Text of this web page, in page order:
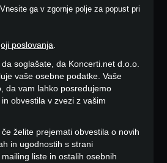
ga v zgornje polje za popust pri
poslovanja.
soglašate, da Koncerti.net d.o.o.
vaše osebne podatke. Vaše
da vam lahko posredujemo
obvestila v zvezi z vašim
želite prejemati obvestila o novih
in ugodnostih s strani
liste in ostalih osebnih